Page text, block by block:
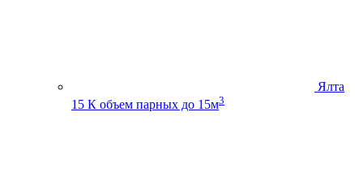
Ялта
15 К объем парных до 15м3